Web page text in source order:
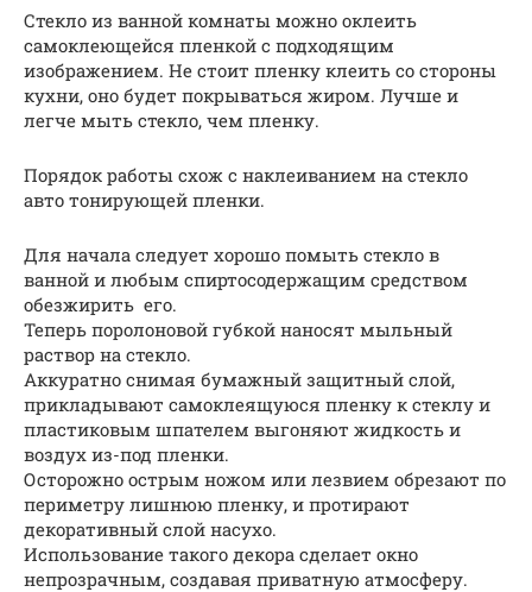
Стекло из ванной комнаты можно оклеить
самоклеющейся пленкой с подходящим
изображением. Не стоит пленку клеить со стороны
кухни, оно будет покрываться жиром. Лучше и
легче мыть стекло, чем пленку.
Порядок работы схож с наклеиванием на стекло
авто тонирующей пленки.
Для начала следует хорошо помыть стекло в
ванной и любым спиртосодержащим средством
обезжирить его.
Теперь поролоновой губкой наносят мыльный
раствор на стекло.
Аккуратно снимая бумажный защитный слой,
прикладывают самоклеящуюся пленку к стеклу и
пластиковым шпателем выгоняют жидкость и
воздух из-под пленки.
Осторожно острым ножом или лезвием обрезают по
периметру лишнюю пленку, и протирают
декоративный слой насухо.
Использование такого декора сделает окно
непрозрачным, создавая приватную атмосферу.